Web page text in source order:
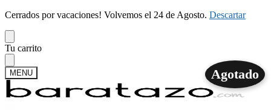
Cerrados por vacaciones! Volvemos el 24 de Agosto. Descartar
Skip
to
navigation
Skip
to
content
Tu carrito
MENU Agotado